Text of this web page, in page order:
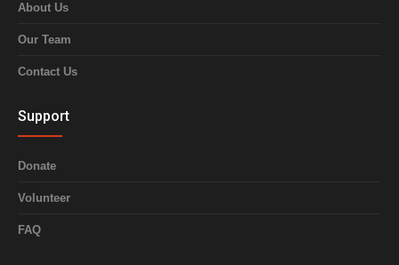
About Us
Our Team
Contact Us
Support
Donate
Volunteer
FAQ